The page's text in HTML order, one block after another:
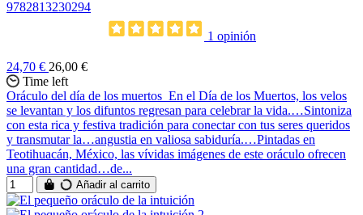
9782813230294
1 opinión
24,70 € 26,00 €
Time left
Oráculo del día de los muertos En el Día de los Muertos, los velos
se levantan y los difuntos regresan para celebrar la vida.…Sintoniza
con esta rica y festiva tradición para conectar con tus seres queridos
y transmutar la…angustia en valiosa sabiduría.…Pintadas en
Teotihuacán, México, las vívidas imágenes de este oráculo ofrecen
una gran cantidad…de...
Añadir al carrito